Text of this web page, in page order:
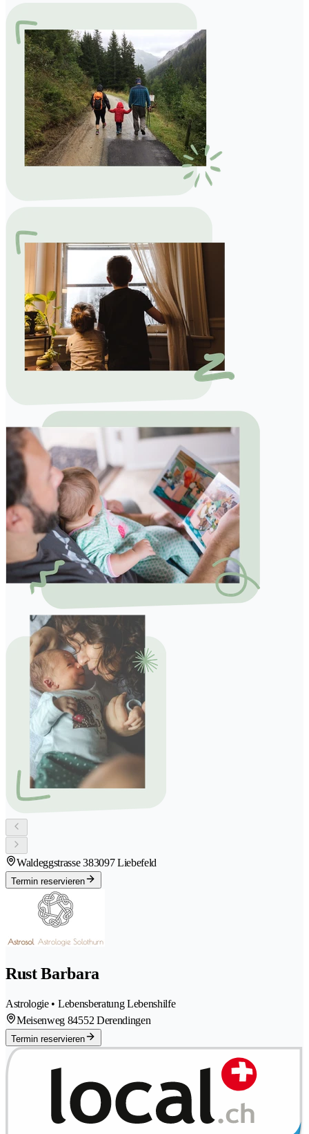
Waldeggstrasse 383097 Liebefeld
Termin reservieren
Rust Barbara
Astrologie • Lebensberatung Lebenshilfe
Meisenweg 84552 Derendingen
Termin reservieren